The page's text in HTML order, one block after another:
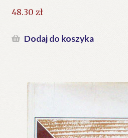
48.30 zł
Dodaj do koszyka